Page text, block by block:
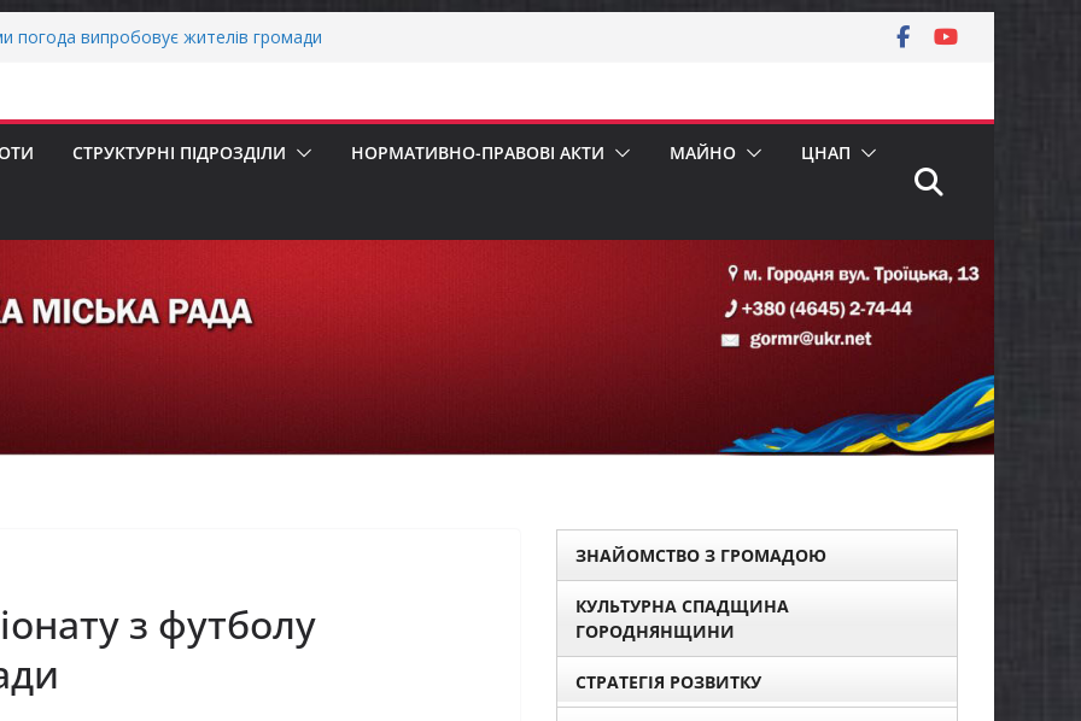
першокласників уже можуть оформити
Міністрів України за вагомий внесок у
СТРУКТУРНІ ПІДРОЗДІЛИ НОРМАТИВНО-ПРАВОВІ АКТИ МАЙНО ЦНАП
з футболу
ЗНАЙОМСТВО З ГРОМАДОЮ
КУЛЬТУРНА СПАДЩИНА
ГОРОДНЯНЩИНИ
СТРАТЕГІЯ РОЗВИТКУ